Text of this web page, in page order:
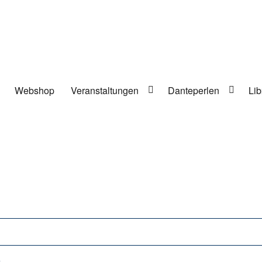
Webshop Veranstaltungen Danteperlen